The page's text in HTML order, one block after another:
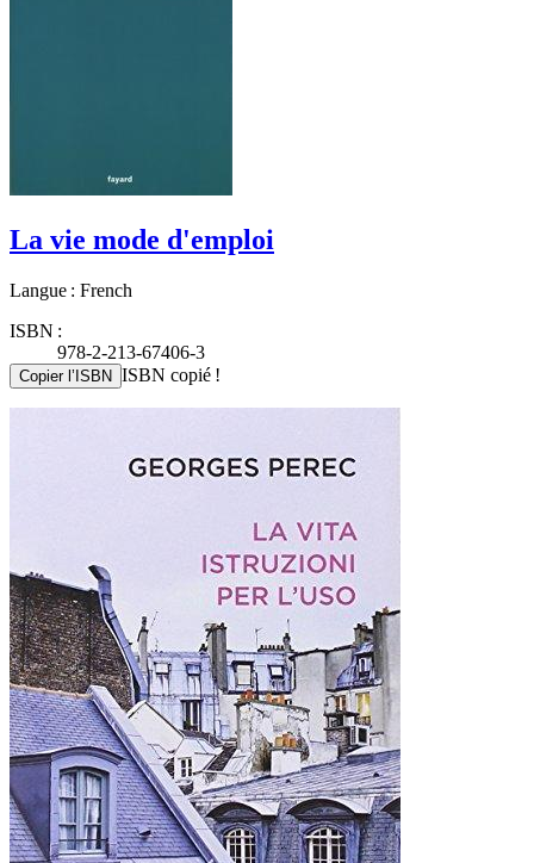
La vie mode d'emploi
Langue : French
ISBN :
978-2-213-67406-3
Copier l’ISBN ISBN copié !